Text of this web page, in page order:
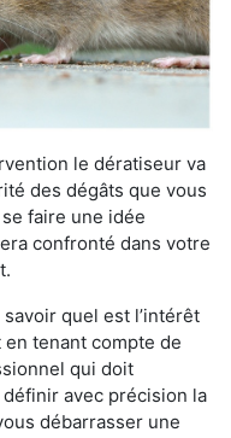
le dératiseur va
des dégâts que vous
faire une idée
confronté dans votre
quel est l’intérêt
en tenant compte de
qui doit
avec précision la
débarrasser une